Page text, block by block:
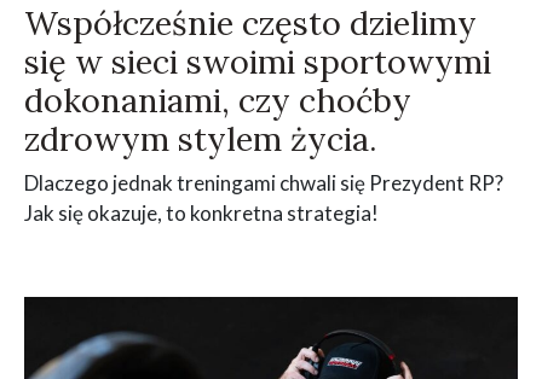
Współcześnie często dzielimy
się w sieci swoimi sportowymi
dokonaniami, czy choćby
zdrowym stylem życia.
Dlaczego jednak treningami chwali się Prezydent RP?
Jak się okazuje, to konkretna strategia!